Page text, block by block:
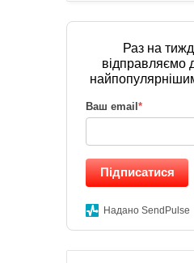
Раз на
відправляємо
Ваш email *
Підписатися
Надано SendPulse